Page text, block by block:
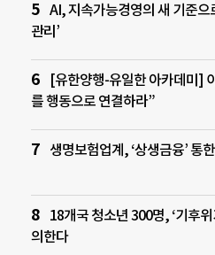
AI, 지속가능경영의 새 기준
관리’
[유한양행-유일한 아카데미]
를 행동으로 연결하라”
생명보험업계, ‘상생금융’ 통
18개국 청소년 300명, ‘기후
의한다